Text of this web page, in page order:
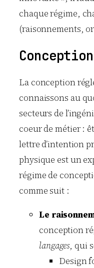
chaque régime,
(raisonnements,
La conception
connaissons au
secteurs de
coeur de métier :
lettre d’intention
physique est un
régime de
comme suit :
Le
conception
langages, qui
Design